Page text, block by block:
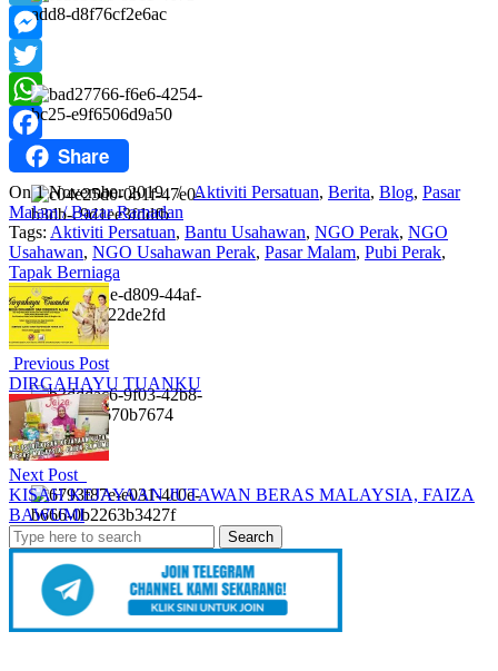
Mail
Telegram
Messenger
Twitter
WhatsApp
FacebookShare
On 1 November 2019 /Aktiviti Persatuan, Berita, Blog, Pasar
Malam / Bazar Ramadan
Tags: Aktiviti Persatuan, Bantu Usahawan, NGO Perak, NGO
Usahawan, NGO Usahawan Perak, Pasar Malam, Pubi Perak,
Tapak Berniaga
Previous Post
DIRGAHAYU TUANKU
Next Post
KISAH KEJAYAAN JUTAWAN BERAS MALAYSIA, FAIZA
BAWUMI
Search
for: